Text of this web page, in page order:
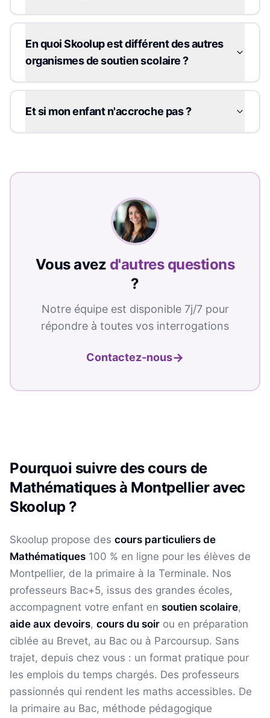
En quoi Skoolup est différent des autres
organismes de soutien scolaire ?
Et si mon enfant n'accroche pas ?
Vous avez d'autres questions
?
Notre équipe est disponible 7j/7 pour
répondre à toutes vos interrogations
Contactez-nous→
Pourquoi suivre des cours de
Mathématiquesà Montpellieravec
Skoolup ?
Skoolup propose des cours particuliers de
Mathématiques 100 % en ligne pour les élèves de
Montpellier, de la primaire à la Terminale. Nos
professeurs Bac+5, issus des grandes écoles,
accompagnent votre enfant en soutien scolaire,
aide aux devoirs, cours du soir ou en préparation
ciblée au Brevet, au Bac ou à Parcoursup. Sans
trajet, depuis chez vous : un format pratique pour
les emplois du temps chargés. Des professeurs
passionnés qui rendent les maths accessibles. De
la primaire au Bac, méthode pédagogique